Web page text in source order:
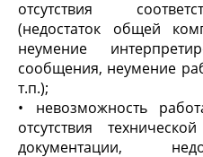
отсутствия
(недостаток общей
неумение
сообщения, неумение
т.п.);
• невозможность
отсутствия
документации,